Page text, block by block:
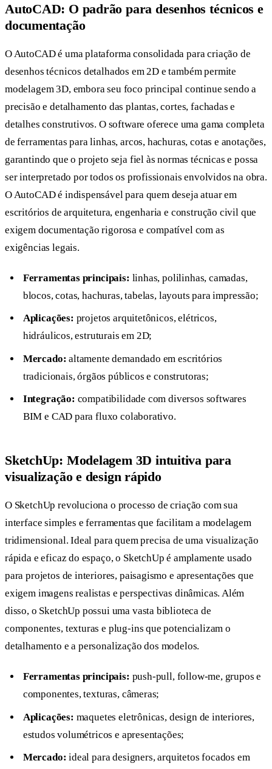
AutoCAD: O padrão para desenhos técnicos e
documentação
O AutoCAD é uma plataforma consolidada para criação de
desenhos técnicos detalhados em 2D e também permite
modelagem 3D, embora seu foco principal continue sendo a
precisão e detalhamento das plantas, cortes, fachadas e
detalhes construtivos. O software oferece uma gama completa
de ferramentas para linhas, arcos, hachuras, cotas e anotações,
garantindo que o projeto seja fiel às normas técnicas e possa
ser interpretado por todos os profissionais envolvidos na obra.
O AutoCAD é indispensável para quem deseja atuar em
escritórios de arquitetura, engenharia e construção civil que
exigem documentação rigorosa e compatível com as
exigências legais.
Ferramentas principais: linhas, polilinhas, camadas,
blocos, cotas, hachuras, tabelas, layouts para impressão;
Aplicações: projetos arquitetônicos, elétricos,
hidráulicos, estruturais em 2D;
Mercado: altamente demandado em escritórios
tradicionais, órgãos públicos e construtoras;
Integração: compatibilidade com diversos softwares
BIM e CAD para fluxo colaborativo.
SketchUp: Modelagem 3D intuitiva para
visualização e design rápido
O SketchUp revoluciona o processo de criação com sua
interface simples e ferramentas que facilitam a modelagem
tridimensional. Ideal para quem precisa de uma visualização
rápida e eficaz do espaço, o SketchUp é amplamente usado
para projetos de interiores, paisagismo e apresentações que
exigem imagens realistas e perspectivas dinâmicas. Além
disso, o SketchUp possui uma vasta biblioteca de
componentes, texturas e plug-ins que potencializam o
detalhamento e a personalização dos modelos.
Ferramentas principais: push-pull, follow-me, grupos e
componentes, texturas, câmeras;
Aplicações: maquetes eletrônicas, design de interiores,
estudos volumétricos e apresentações;
Mercado: ideal para designers, arquitetos focados em